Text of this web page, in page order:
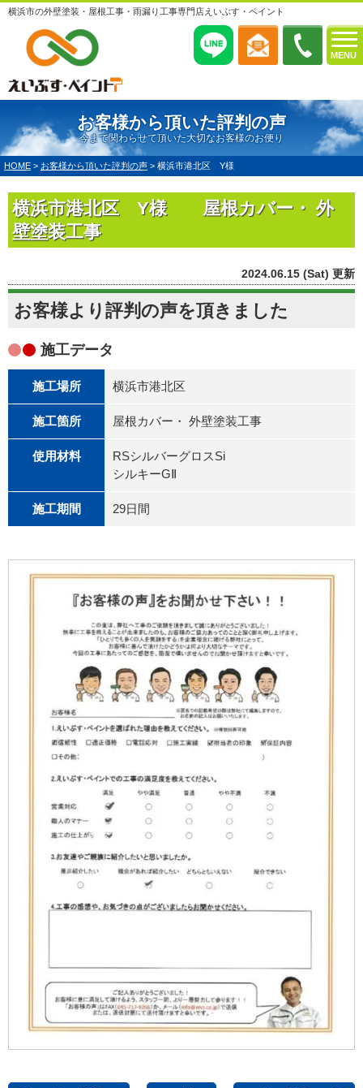
MENU
横浜市の外壁塗装・屋根工事・雨漏り工事専門店えいぶす・ペイント
お客様から頂いた評判の声
今まで関わらせて頂いた大切なお客様のお便り
HOME > お客様から頂いた評判の声 > 横浜市港北区 Y様
横浜市港北区 Y様 屋根カバー・ 外
壁塗装工事
2024.06.15 (Sat) 更新
お客様より評判の声を頂きました
施工データ
施工場所 横浜市港北区
施工箇所 屋根カバー・ 外壁塗装工事
使用材料
RSシルバーグロスSi
シルキーGⅡ
施工期間 29日間